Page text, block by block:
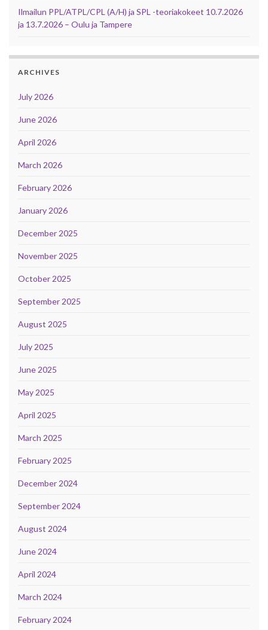
Ilmailun PPL/ATPL/CPL (A/H) ja SPL -teoriakokeet 10.7.2026
ja 13.7.2026 – Oulu ja Tampere
ARCHIVES
July 2026
June 2026
April 2026
March 2026
February 2026
January 2026
December 2025
November 2025
October 2025
September 2025
August 2025
July 2025
June 2025
May 2025
April 2025
March 2025
February 2025
December 2024
September 2024
August 2024
June 2024
April 2024
March 2024
February 2024